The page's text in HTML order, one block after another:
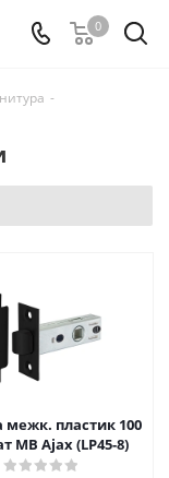
0
-
пластик 100
MB Ajax (LP45-8)